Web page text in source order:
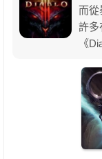
而從
許多
《